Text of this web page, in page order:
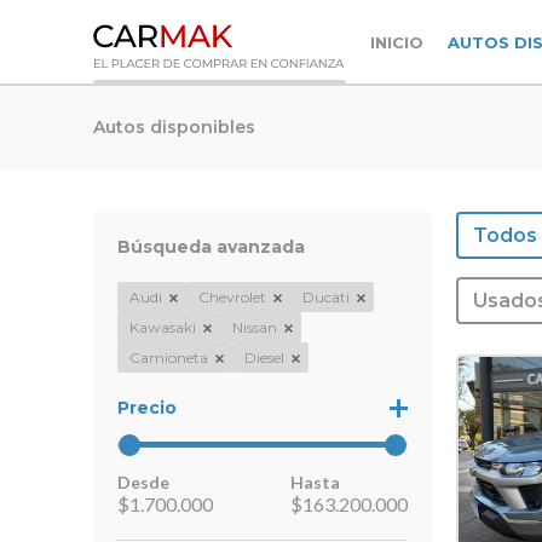
INICIO AUTOS
Autos disponibles
Búsqueda avanzada
Audi Chevrolet
Ducati
Kawasaki
Nissan
Camioneta
Diesel
Precio
Desde
$1.700.000
Hasta
$163.200.000
Todos